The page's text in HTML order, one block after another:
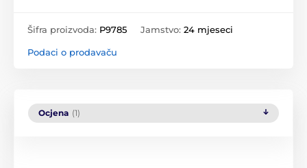
Šifra proizvoda: P9785 Jamstvo: 24 mjeseci
Podaci o prodavaču
Ocjena (1)